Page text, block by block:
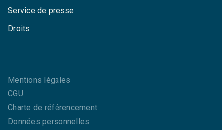
Service de presse
Droits
Mentions légales
CGU
Charte de référencement
Données personnelles